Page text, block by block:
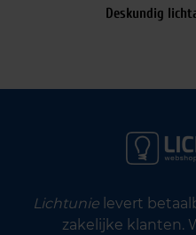
Deskundig
Lichtunielevert
zakelijke klanten.